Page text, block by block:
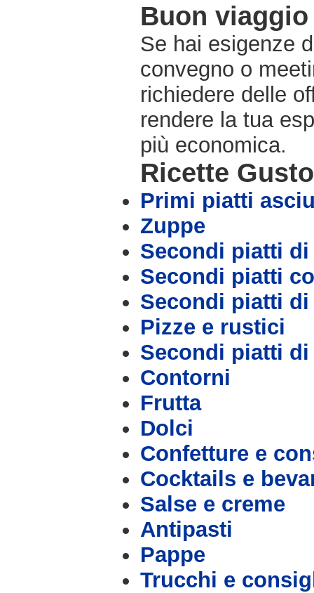
Buon viaggio
Se hai esigenze
convegno o
richiedere delle
rendere la tua
più economica.
Ricette
Primi piatti
Zuppe
Secondi piatti di
Secondi piatti
Secondi piatti
Pizze e rustici
Secondi piatti di
Contorni
Frutta
Dolci
Confetture e
Cocktails e
Salse e creme
Antipasti
Pappe
Trucchi e